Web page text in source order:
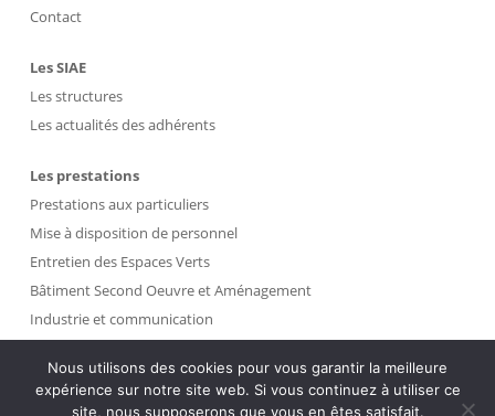
Contact
Les SIAE
Les structures
Les actualités des adhérents
Les prestations
Prestations aux particuliers
Mise à disposition de personnel
Entretien des Espaces Verts
Bâtiment Second Oeuvre et Aménagement
Industrie et communication
Intranet
Nous utilisons des cookies pour vous garantir la meilleure
expérience sur notre site web. Si vous continuez à utiliser ce
site, nous supposerons que vous en êtes satisfait.